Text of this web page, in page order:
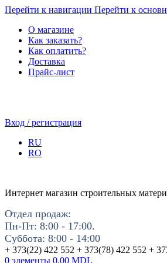
Перейти к навигации Перейти к
О магазине
Как заказать?
Как оплатить?
Доставка
Прайс-лист
Вход / регистрация
RU
RO
Интернет магазин строительных
Отдел продаж:
Пн-Пт: 8:00 - 17:00.
Суббота: 8:00 - 14:00
+ 373(22) 422 552 + 373(78) 422 552 +
0 элементы 0.00 MDL